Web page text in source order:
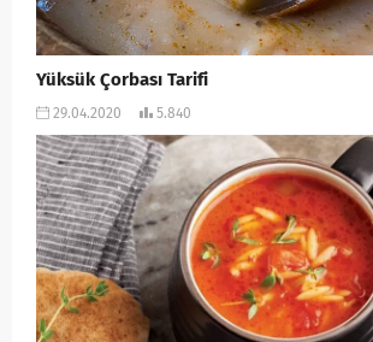
Yüksük Çorbası Tarifi
29.04.2020 5.840